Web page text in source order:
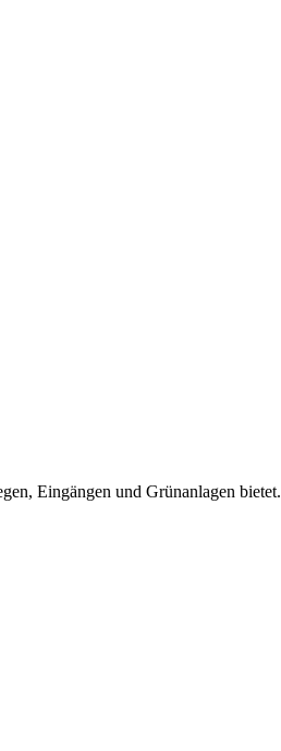
Eingängen und Grünanlagen bietet.